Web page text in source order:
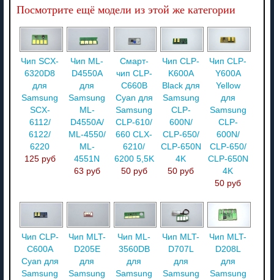
Посмотрите ещё модели из этой же категории
Чип SCX-
6320D8
для
Samsung
SCX-
6112/
6122/
6220
125 руб
Чип ML-
D4550A
для
Samsung
ML-
D4550A/
ML-4550/
ML-
4551N
63 руб
Смарт-
чип CLP-
C660B
Cyan для
Samsung
CLP-610/
660 CLX-
6210/
6200 5,5K
50 руб
Чип CLP-
K600A
Black для
Samsung
CLP-
600N/
CLP-650/
CLP-650N
4K
50 руб
Чип CLP-
Y600A
Yellow
для
Samsung
CLP-
600N/
CLP-650/
CLP-650N
4K
50 руб
Чип CLP-
С600A
Cyan для
Samsung
Чип MLT-
D205E
для
Samsung
Чип ML-
3560DB
для
Samsung
Чип MLT-
D707L
для
Samsung
Чип MLT-
D208L
для
Samsung